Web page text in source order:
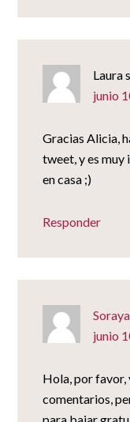
Laura
junio
Gracias Alicia,
tweet, y es muy
en casa ;)
Responder
Soraya
junio
Hola, por favor,
comentarios,
para bajar